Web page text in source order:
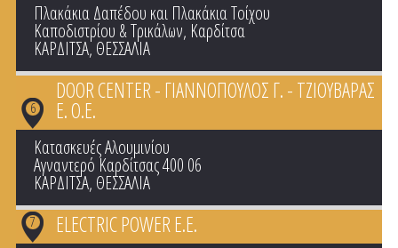
Πλακάκια Δαπέδου και Πλακάκια Τοίχου
Καποδιστρίου & Τρικάλων, Καρδίτσα
ΚΑΡΔΙΤΣΑ, ΘΕΣΣΑΛΙΑ
DOOR CENTER - ΓΙΑΝΝΟΠΟΥΛΟΣ Γ. - ΤΖΙΟΥΒΑΡΑΣ
Ε. Ο.Ε.
6
Κατασκευές Αλουμινίου
Αγναντερό Καρδίτσας 400 06
ΚΑΡΔΙΤΣΑ, ΘΕΣΣΑΛΙΑ
ELECTRIC POWER E.E.
7